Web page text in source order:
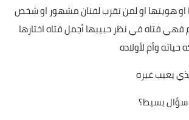
ثقافة
بداية tv
او هويتها او لمن تقرب لفنان مشهور او شخص
فتاه في نظر حبيبها أجمل فتاه اختارها
وأم لأولاده
يعيب غيره
سؤال بسيط؟